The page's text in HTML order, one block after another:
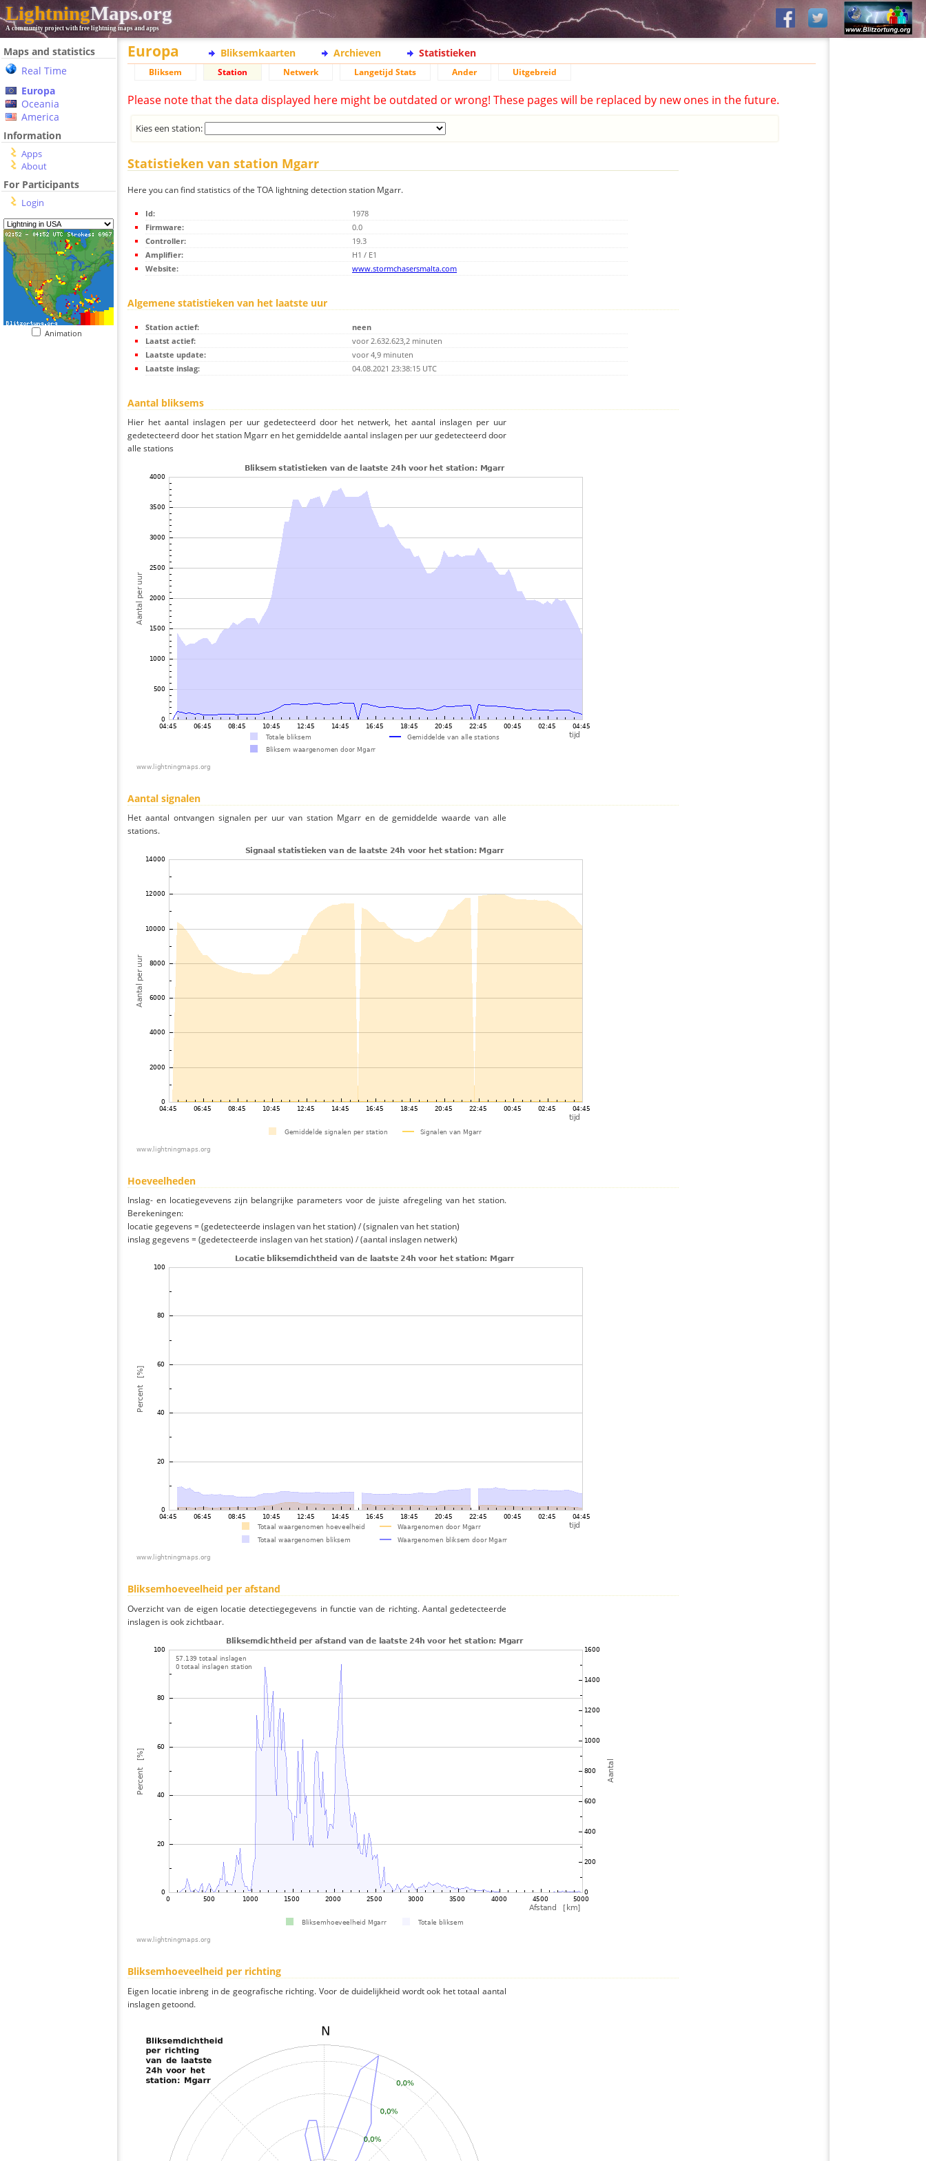
LightningMaps.org
A community project with free lightning maps and apps
Maps and statistics
Real Time
Europa
Oceania
America
Information
Apps
About
For Participants
Login
Animation
Europa Bliksemkaarten Archieven Statistieken
Bliksem Station Netwerk Langetijd Stats Ander Uitgebreid
Please note that the data displayed here might be outdated or wrong! These pages will be replaced by new ones in the future.
Kies een station:
Statistieken van station Mgarr
Here you can find statistics of the TOA lightning detection station Mgarr.
Id:
1978
Firmware:
0.0
Controller:
19.3
Amplifier:
H1 / E1
Website:
www.stormchasersmalta.com
Algemene statistieken van het laatste uur
Station actief:
neen
Laatst actief:
voor 2.632.623,2 minuten
Laatste update:
voor 4,9 minuten
Laatste inslag:
04.08.2021 23:38:15 UTC
Aantal bliksems
Hier het aantal inslagen per uur gedetecteerd door het netwerk, het aantal inslagen per uur
gedetecteerd door het station Mgarr en het gemiddelde aantal inslagen per uur gedetecteerd door
alle stations
Aantal signalen
Het aantal ontvangen signalen per uur van station Mgarr en de gemiddelde waarde van alle
stations.
Hoeveelheden
Inslag- en locatiegevevens zijn belangrijke parameters voor de juiste afregeling van het station.
Berekeningen:
locatie gegevens = (gedetecteerde inslagen van het station) / (signalen van het station)
inslag gegevens = (gedetecteerde inslagen van het station) / (aantal inslagen netwerk)
Bliksemhoeveelheid per afstand
Overzicht van de eigen locatie detectiegegevens in functie van de richting. Aantal gedetecteerde
inslagen is ook zichtbaar.
Bliksemhoeveelheid per richting
Eigen locatie inbreng in de geografische richting. Voor de duidelijkheid wordt ook het totaal aantal
inslagen getoond.